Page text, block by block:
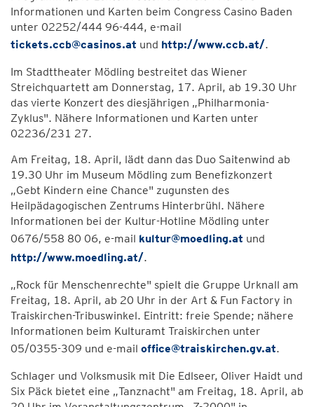
Informationen und Karten beim Congress Casino Baden
unter 02252/444 96-444, e-mail
tickets.ccb@casinos.at und http://www.ccb.at/.
Im Stadttheater Mödling bestreitet das Wiener
Streichquartett am Donnerstag, 17. April, ab 19.30 Uhr
das vierte Konzert des diesjährigen „Philharmonia-
Zyklus". Nähere Informationen und Karten unter
02236/231 27.
Am Freitag, 18. April, lädt dann das Duo Saitenwind ab
19.30 Uhr im Museum Mödling zum Benefizkonzert
„Gebt Kindern eine Chance" zugunsten des
Heilpädagogischen Zentrums Hinterbrühl. Nähere
Informationen bei der Kultur-Hotline Mödling unter
0676/558 80 06, e-mail kultur@moedling.at und
http://www.moedling.at/.
„Rock für Menschenrechte" spielt die Gruppe Urknall am
Freitag, 18. April, ab 20 Uhr in der Art & Fun Factory in
Traiskirchen-Tribuswinkel. Eintritt: freie Spende; nähere
Informationen beim Kulturamt Traiskirchen unter
05/0355-309 und e-mail office@traiskirchen.gv.at.
Schlager und Volksmusik mit Die Edlseer, Oliver Haidt und
Six Päck bietet eine „Tanznacht" am Freitag, 18. April, ab